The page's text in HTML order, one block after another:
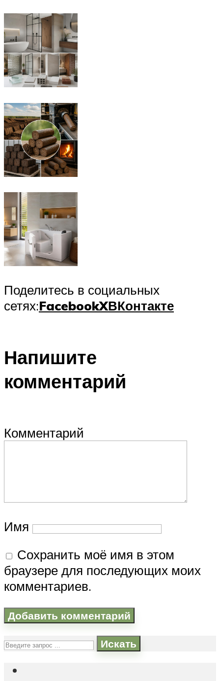
Поделитесь в социальных
сетях:FacebookXВКонтакте
Напишите
комментарий
Комментарий
Имя
Сохранить моё имя в этом
браузере для последующих моих
комментариев.
Искать